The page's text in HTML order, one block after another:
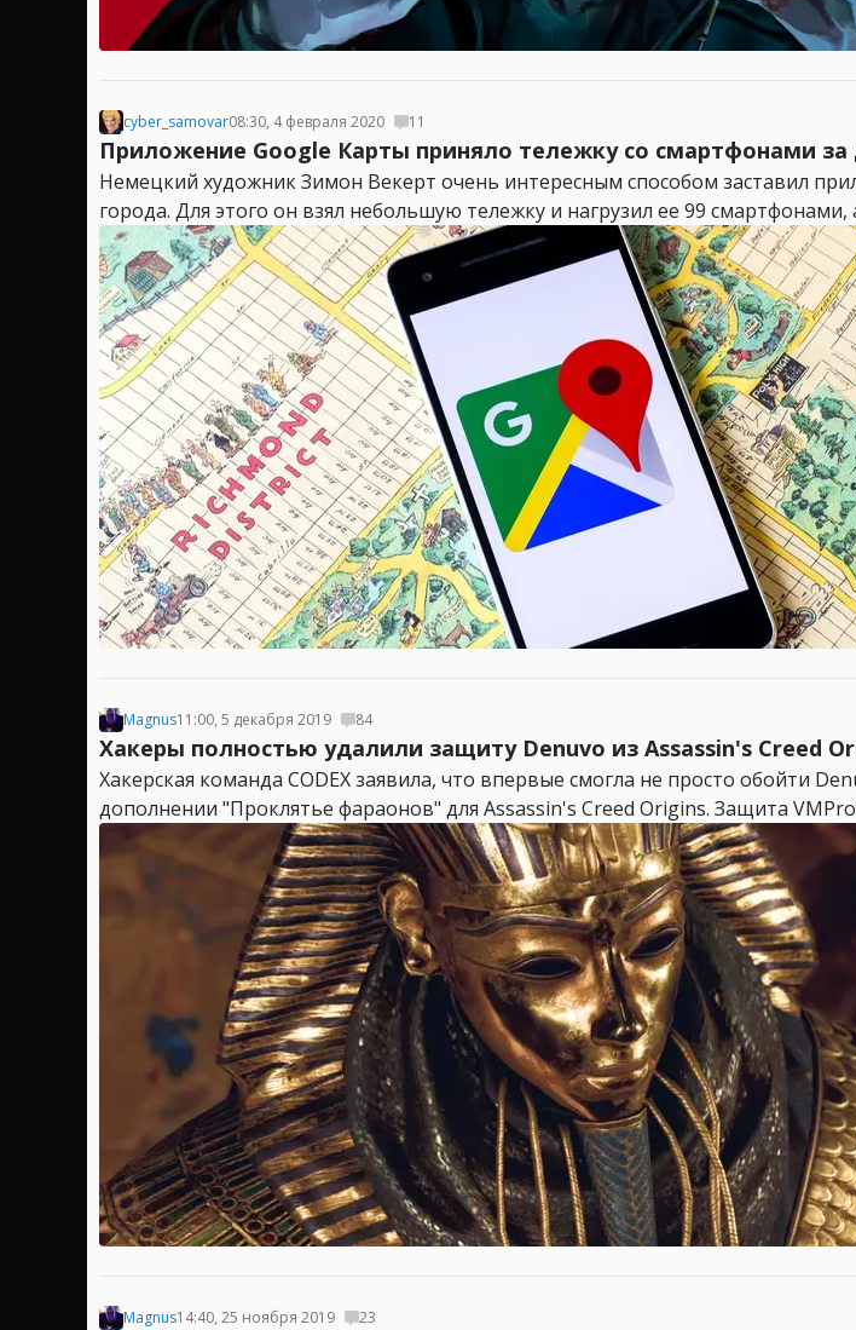
cyber_samovar08:30, 4 февраля 2020 11
Приложение Google Карты приняло тележку со смартфонами
Немецкий художник Зимон Векерт очень интересным способом заставил
города. Для этого он взял небольшую тележку и нагрузил ее 99
Magnus11:00, 5 декабря 2019 84
Хакеры полностью удалили защиту Denuvo из Assassin's Creed
Хакерская команда CODEX заявила, что впервые смогла не просто обойти
дополнении "Проклятье фараонов" для Assassin's Creed Origins. Защита
Magnus14:40, 25 ноября 2019 23